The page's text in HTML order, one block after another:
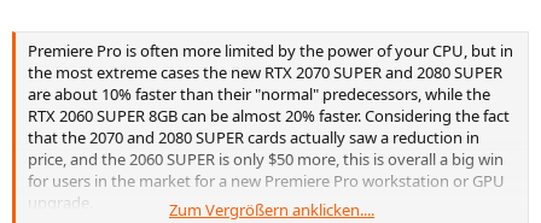
Premiere Pro is often more limited by the power of your CPU, but in
the most extreme cases the new RTX 2070 SUPER and 2080 SUPER
are about 10% faster than their "normal" predecessors, while the
RTX 2060 SUPER 8GB can be almost 20% faster. Considering the fact
that the 2070 and 2080 SUPER cards actually saw a reduction in
price, and the 2060 SUPER is only $50 more, this is overall a big win
for users in the market for a new Premiere Pro workstation or GPU
upgrade.
Zum Vergrößern anklicken....